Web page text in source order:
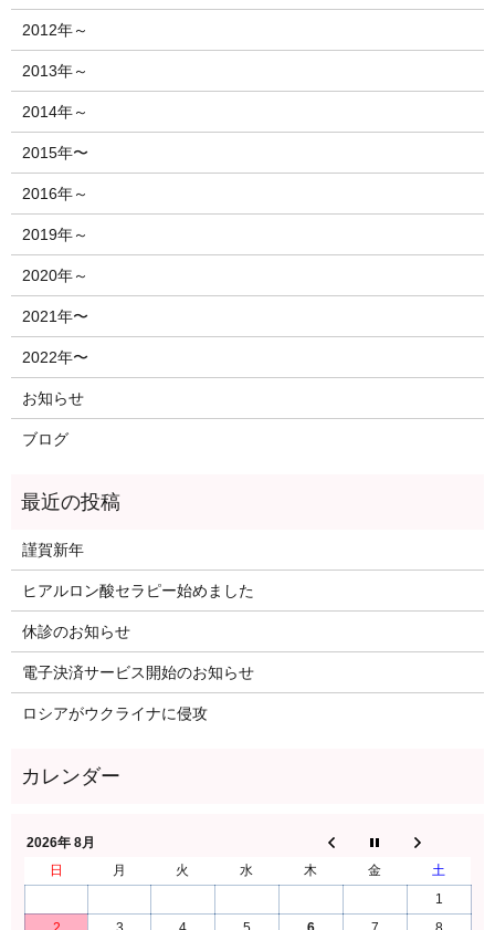
2012年～
2013年～
2014年～
2015年〜
2016年～
2019年～
2020年～
2021年〜
2022年〜
お知らせ
ブログ
謹賀新年
ヒアルロン酸セラピー始めました
休診のお知らせ
電子決済サービス開始のお知らせ
ロシアがウクライナに侵攻
2026年 8月
日
月 火 水 木 金
土
1